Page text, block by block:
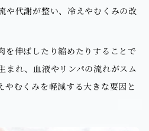
や代謝が整い、冷えやむくみの改
を伸ばしたり縮めたりすることで
まれ、血液やリンパの流れがスム
やむくみを軽減する大きな要因と